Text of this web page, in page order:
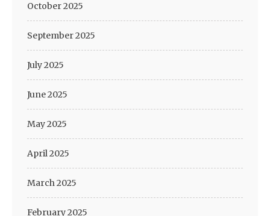
October 2025
September 2025
July 2025
June 2025
May 2025
April 2025
March 2025
February 2025